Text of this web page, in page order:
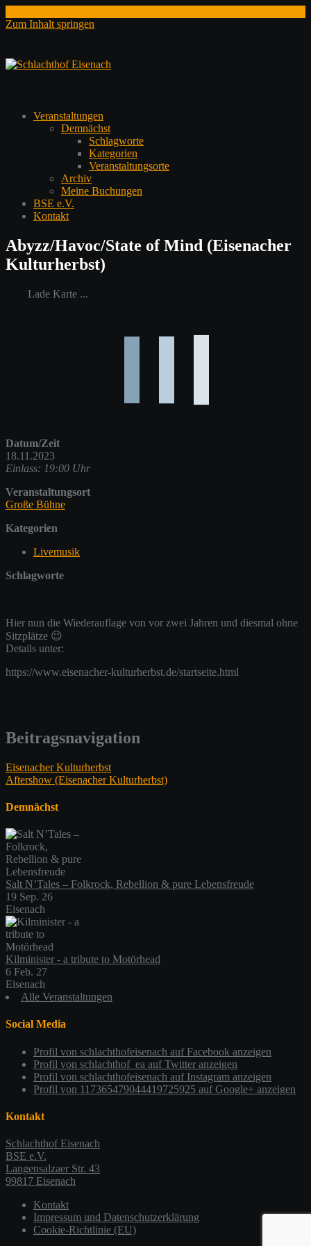
Zum Inhalt springen
Veranstaltungen
Demnächst
Schlagworte
Kategorien
Veranstaltungsorte
Archiv
Meine Buchungen
BSE e.V.
Kontakt
Abyzz/Havoc/State of Mind (Eisenacher
Kulturherbst)
Lade Karte ...
Datum/Zeit
18.11.2023
Einlass: 19:00 Uhr
Veranstaltungsort
Große Bühne
Kategorien
Livemusik
Schlagworte
Hier nun die Wiederauflage von vor zwei Jahren und diesmal ohne
Sitzplätze 😉
Details unter:
https://www.eisenacher-kulturherbst.de/startseite.html
Beitragsnavigation
Eisenacher Kulturherbst
Aftershow (Eisenacher Kulturherbst)
Demnächst
Salt N’Tales – Folkrock, Rebellion & pure Lebensfreude
19 Sep. 26
Eisenach
Kilminister - a tribute to Motörhead
6 Feb. 27
Eisenach
Alle Veranstaltungen
Social Media
Profil von schlachthofeisenach auf Facebook anzeigen
Profil von schlachthof_ea auf Twitter anzeigen
Profil von schlachthofeisenach auf Instagram anzeigen
Profil von 117365479044419725925 auf Google+ anzeigen
Kontakt
Schlachthof Eisenach
BSE e.V.
Langensalzaer Str. 43
99817 Eisenach
Kontakt
Impressum und Datenschutzerklärung
Cookie-Richtlinie (EU)